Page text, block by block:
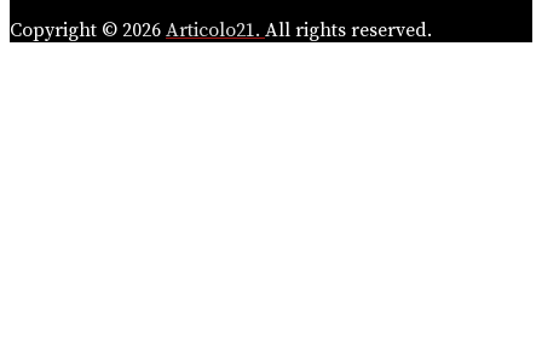
Copyright © 2026 Articolo21. All rights reserved.